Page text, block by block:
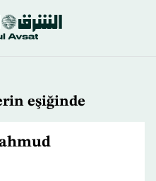
eşiğinde